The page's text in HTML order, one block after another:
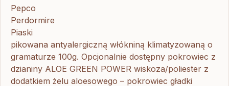
Pepco
Perdormire
Piaski
pikowana antyalergiczną włókniną klimatyzowaną o
gramaturze 100g. Opcjonalnie dostępny pokrowiec z
dzianiny ALOE GREEN POWER wiskoza/poliester z
dodatkiem żelu aloesowego – pokrowiec gładki